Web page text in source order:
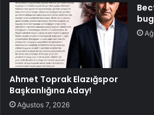
Ahmet Toprak Elazığspor
Başkanlığına Aday!
Ağustos 7, 2026